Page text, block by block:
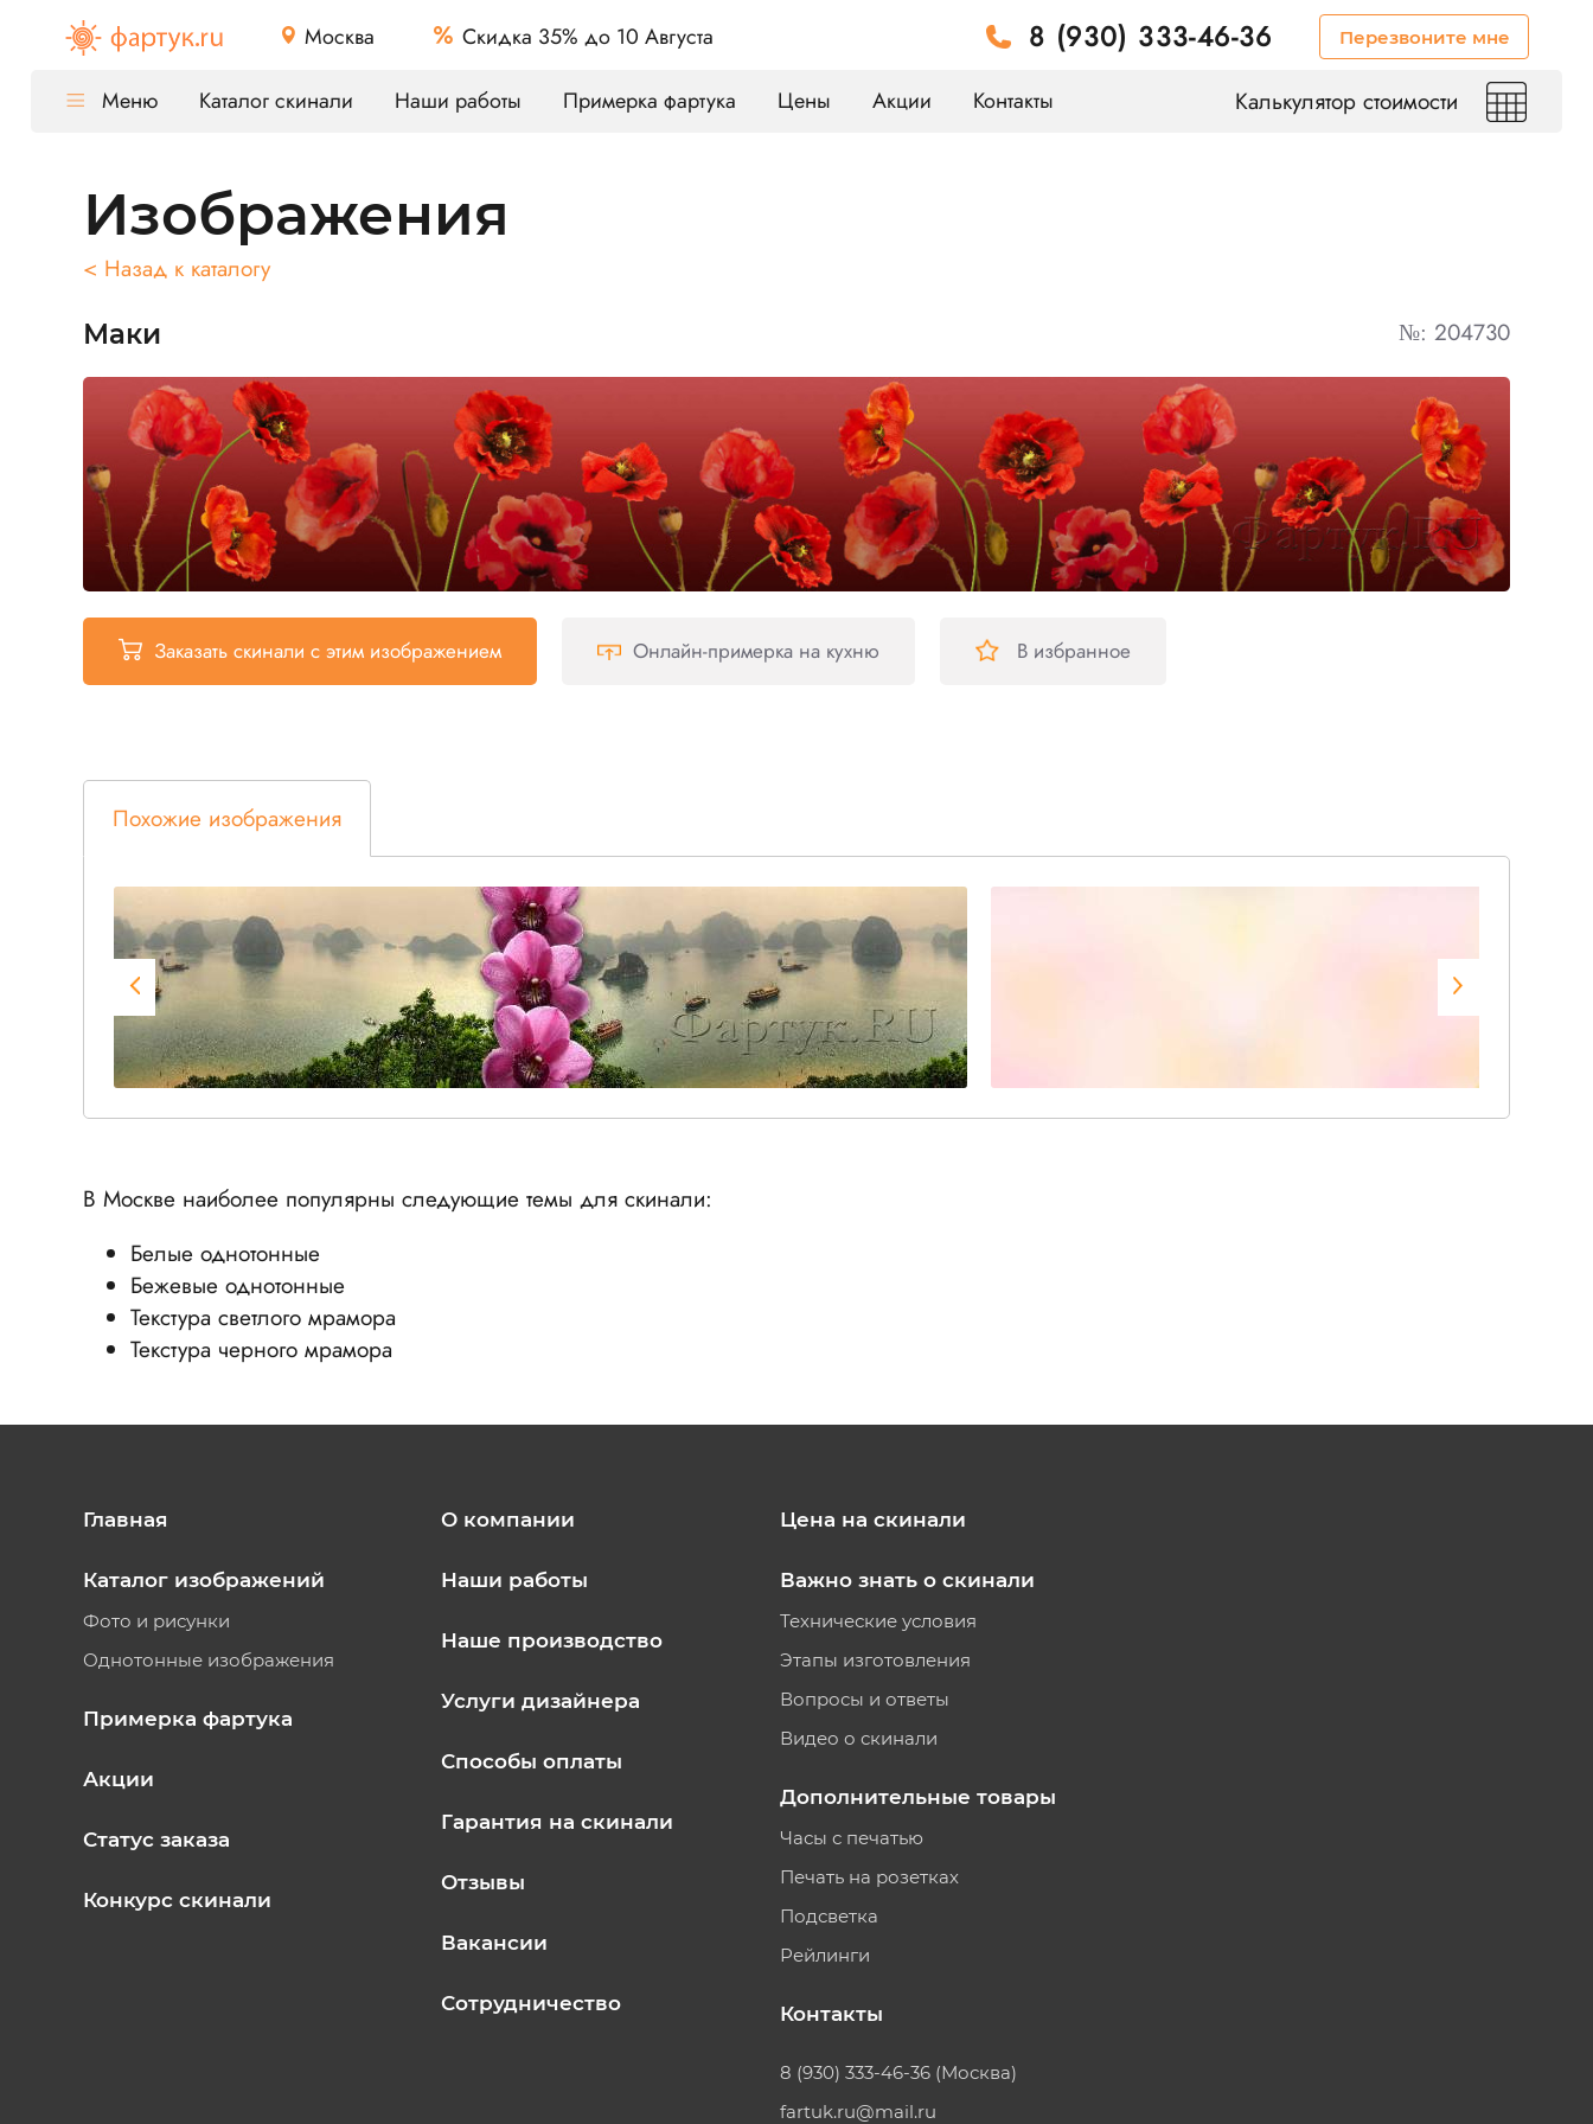
Москва Скидка 35% до 10 Августа 8 (930) 333-46-36 Перезвоните мне
Меню Каталог скинали Наши работы Примерка фартука Цены Акции Контакты Калькулятор стоимости
Изображения
< Назад к каталогу
Маки №: 204730
Заказать скинали с этим изображением Онлайн-примерка на кухню В избранное
Похожие изображения
В Москве наиболее популярны следующие темы для скинали:
Белые однотонные
Бежевые однотонные
Текстура светлого мрамора
Текстура черного мрамора
Главная
Каталог изображений
Фото и рисунки
Однотонные изображения
Примерка фартука
Акции
Статус заказа
Конкурс скинали
О компании
Наши работы
Наше производство
Услуги дизайнера
Способы оплаты
Гарантия на скинали
Отзывы
Вакансии
Сотрудничество
Цена на скинали
Важно знать о скинали
Технические условия
Этапы изготовления
Вопросы и ответы
Видео о скинали
Дополнительные товары
Часы с печатью
Печать на розетках
Подсветка
Рейлинги
Контакты
8 (930) 333-46-36 (Москва)
fartuk.ru@mail.ru